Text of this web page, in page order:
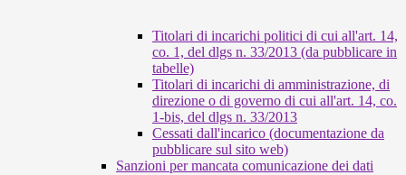
Titolari di incarichi politici di cui all'art. 14,
co. 1, del dlgs n. 33/2013 (da pubblicare in
tabelle)
Titolari di incarichi di amministrazione, di
direzione o di governo di cui all'art. 14, co.
1-bis, del dlgs n. 33/2013
Cessati dall'incarico (documentazione da
pubblicare sul sito web)
Sanzioni per mancata comunicazione dei dati